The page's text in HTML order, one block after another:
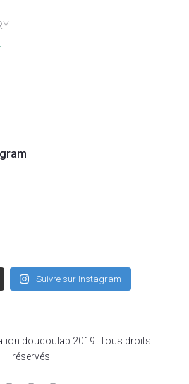
Suivre sur Instagram
doudoulab 2019. Tous droits
réservés